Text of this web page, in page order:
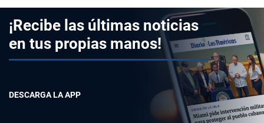
¡Recibe las últimas noticias
en tus propias manos!
DESCARGA LA APP